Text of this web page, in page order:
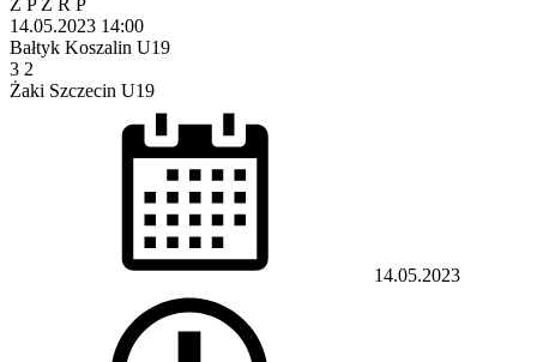
Z PZ R P
14.05.2023 14:00
Bałtyk Koszalin U19
3 2
Żaki Szczecin U19
14.05.2023